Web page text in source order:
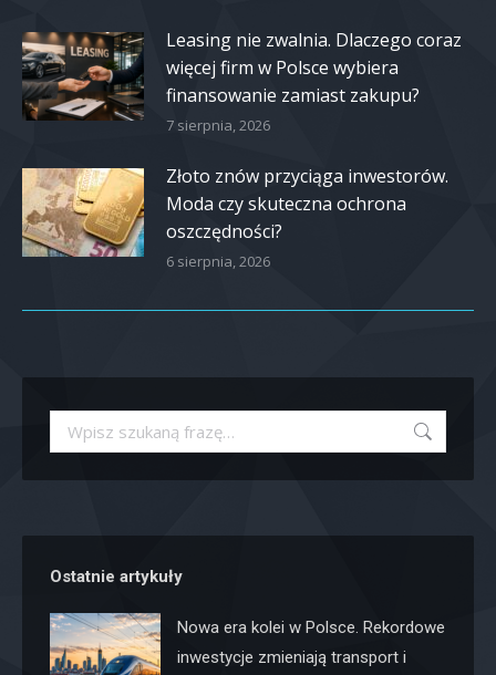
Leasing nie zwalnia. Dlaczego coraz
więcej firm w Polsce wybiera
finansowanie zamiast zakupu?
7 sierpnia, 2026
Złoto znów przyciąga inwestorów.
Moda czy skuteczna ochrona
oszczędności?
6 sierpnia, 2026
Szukaj:
Ostatnie artykuły
Nowa era kolei w Polsce. Rekordowe
inwestycje zmieniają transport i